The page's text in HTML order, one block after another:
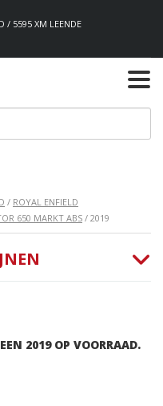
/ 5595 XM LEENDE
/ ROYAL ENFIELD
650 MARKT ABS / 2019
2019 OP VOORRAAD.